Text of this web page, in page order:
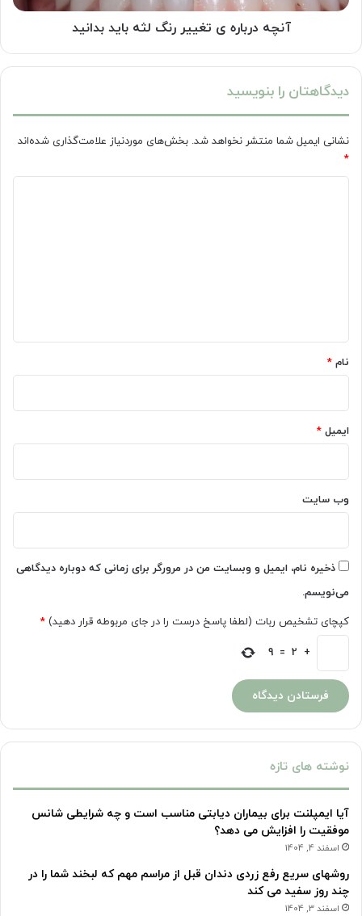
آنچه درباره ی تغییر رنگ لثه باید بدانید
دیدگاهتان را بنویسید
نشانی ایمیل شما منتشر نخواهد شد. بخش‌های موردنیاز علامت‌گذاری شده‌اند
*
نام *
ایمیل *
وب‌ سایت
ذخیره نام، ایمیل و وبسایت من در مرورگر برای زمانی که دوباره دیدگاهی
می‌نویسم.
کپچای تشخیص ربات (لطفا پاسخ درست را در جای مربوطه قرار دهید) *
+
2
=
9
نوشته های تازه
آیا ایمپلنت برای بیماران دیابتی مناسب است و چه شرایطی شانس
موفقیت را افزایش می دهد؟
اسفند 4, 1404
روشهای سریع رفع زردی دندان قبل از مراسم مهم که لبخند شما را در
چند روز سفید می کند
اسفند 3, 1404